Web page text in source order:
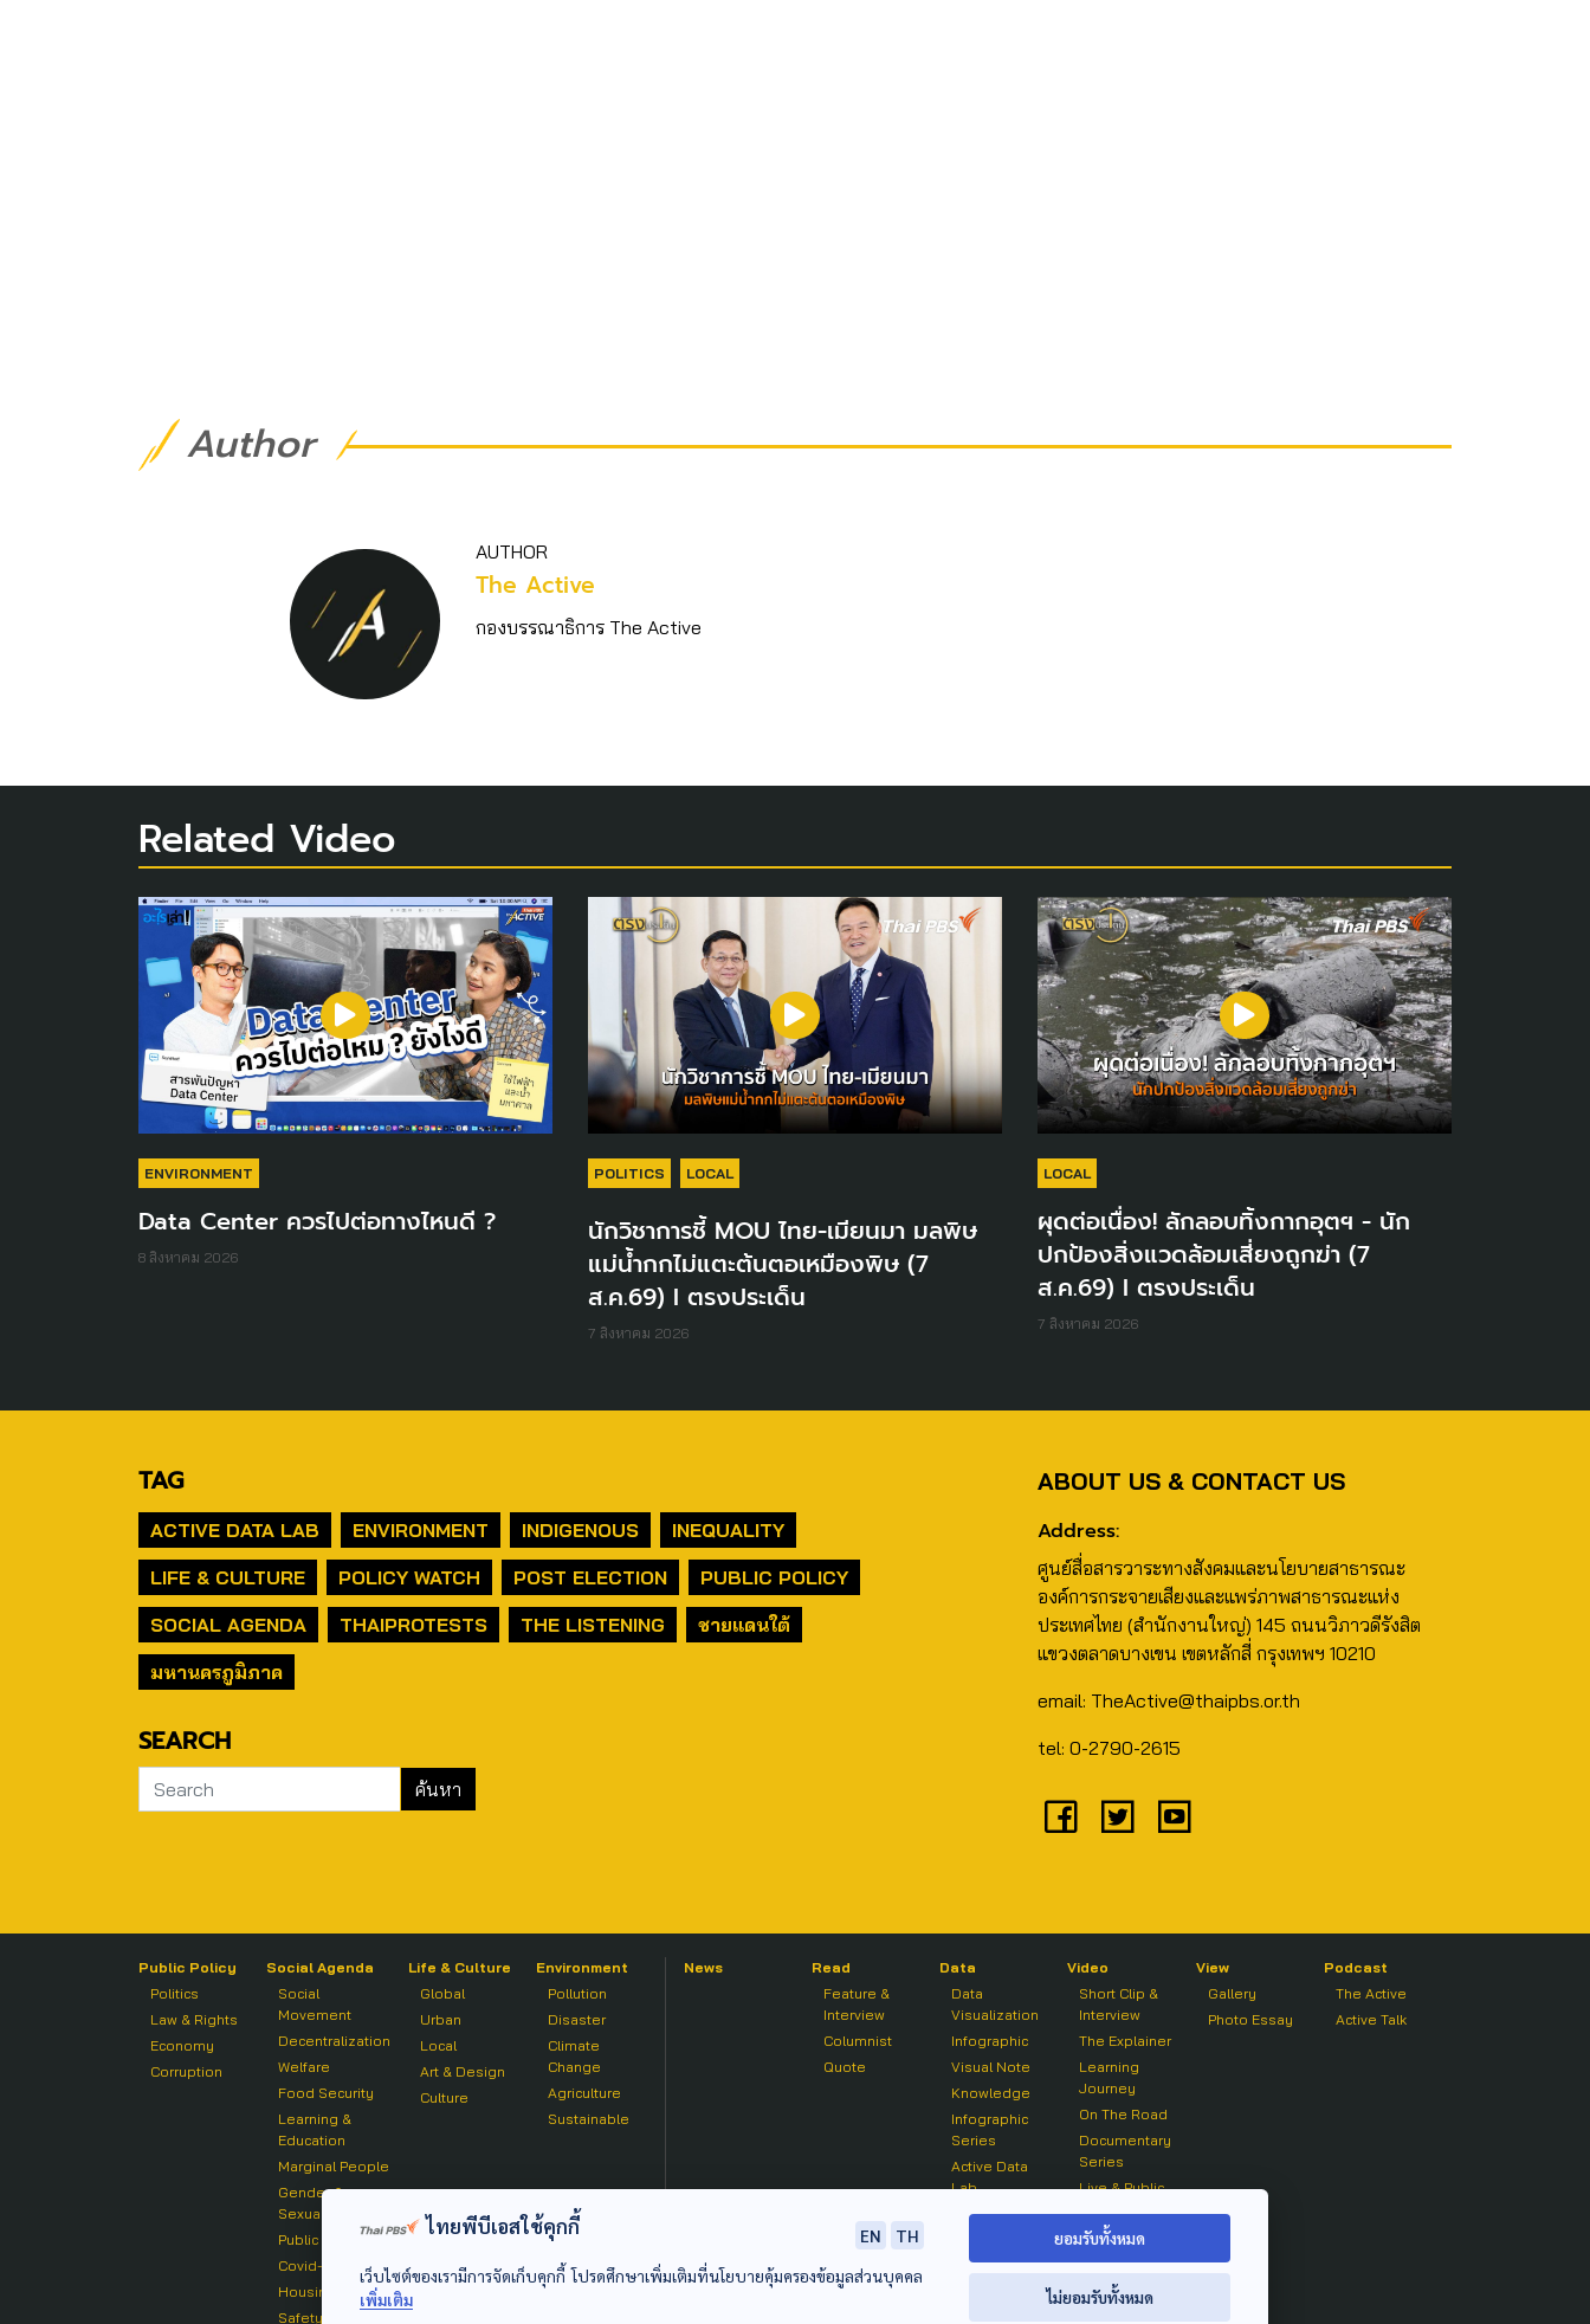
Author
AUTHOR
The Active
กองบรรณาธิการ The Active
Related Video
ENVIRONMENT
Data Center ควรไปต่อทางไหนดี ?
8 สิงหาคม 2026
POLITICS LOCAL
นักวิชาการชี้ MOU ไทย-เมียนมา มลพิษ
แม่น้ำกกไม่แตะต้นตอเหมืองพิษ (7
ส.ค.69) I ตรงประเด็น
7 สิงหาคม 2026
LOCAL
ผุดต่อเนื่อง! ลักลอบทิ้งกากอุตฯ - นัก
ปกป้องสิ่งแวดล้อมเสี่ยงถูกฆ่า (7
ส.ค.69) I ตรงประเด็น
7 สิงหาคม 2026
TAG
ACTIVE DATA LAB ENVIRONMENT INDIGENOUS
INEQUALITY
LIFE & CULTURE
POLICY WATCH POST ELECTION
PUBLIC POLICY
SOCIAL AGENDA
THAIPROTESTS THE LISTENING
ชายแดนใต้
มหานครภูมิภาค
SEARCH
ABOUT US & CONTACT US
Address:
ศูนย์สื่อสารวาระทางสังคมและนโยบายสาธารณะ
องค์การกระจายเสียงและแพร่ภาพสาธารณะแห่ง
ประเทศไทย (สำนักงานใหญ่) 145 ถนนวิภาวดีรังสิต
แขวงตลาดบางเขน เขตหลักสี่ กรุงเทพฯ 10210
email: TheActive@thaipbs.or.th
tel: 0-2790-2615
Public Policy
Politics
Law & Rights
Economy
Corruption
Social Agenda
Social
Movement
Decentralization
Welfare
Food Security
Learning &
Education
Marginal People
Gender &
Sexuality
Public Health
Covid-19
Housing
Safety
Life & Culture
Global
Urban
Local
Art & Design
Culture
Environment
Pollution
Disaster
Climate
Change
Agriculture
Sustainable
News
Read
Feature &
Interview
Columnist
Quote
Data
Data
Visualization
Infographic
Visual Note
Knowledge
Infographic
Series
Active Data
Lab
Video
Short Clip &
Interview
The Explainer
Learning
Journey
On The Road
Documentary
Series
Live & Public
On air Clip
View
Gallery
Photo Essay
Podcast
The Active
Active Talk
ไทยพีบีเอสใช้คุกกี้ EN
TH
เว็บไซต์ของเรามีการจัดเก็บคุกกี้ โปรดศึกษาเพิ่มเติมที่นโยบายคุ้มครองข้อมูลส่วนบุคคล
เพิ่มเติม
ยอมรับทั้งหมด
ไม่ยอมรับทั้งหมด